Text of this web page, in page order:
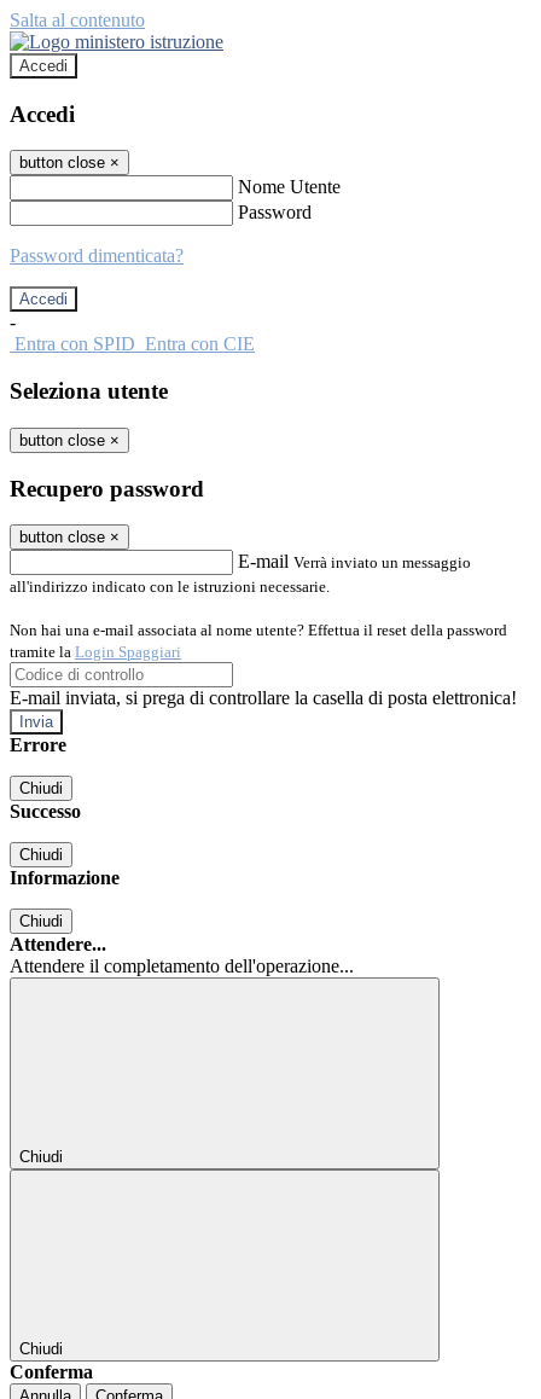
Salta al contenuto
Accedi
Accedi
button close ×
Nome Utente
Password
Password dimenticata?
-
Entra con SPID Entra con CIE
Seleziona utente
button close ×
Recupero password
button close ×
E-mail Verrà inviato un messaggio
all'indirizzo indicato con le istruzioni necessarie.
Non hai una e-mail associata al nome utente? Effettua il reset della password
tramite la Login Spaggiari
E-mail inviata, si prega di controllare la casella di posta elettronica!
Errore
Chiudi
Successo
Chiudi
Informazione
Chiudi
Attendere...
Attendere il completamento dell'operazione...
Chiudi
Chiudi
Conferma